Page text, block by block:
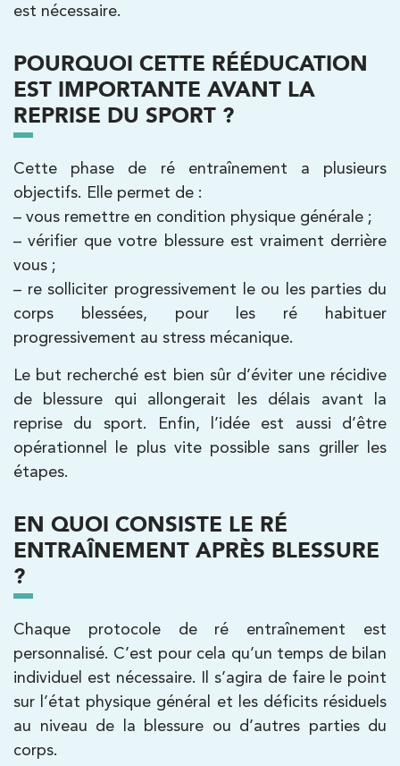
est nécessaire.
POURQUOI CETTE RÉÉDUCATION
EST IMPORTANTE AVANT LA
REPRISE DU SPORT ?
Cette phase de ré entraînement a plusieurs
objectifs. Elle permet de :
– vous remettre en condition physique générale ;
– vérifier que votre blessure est vraiment derrière
vous ;
– re solliciter progressivement le ou les parties du
corps blessées, pour les ré habituer
progressivement au stress mécanique.
Le but recherché est bien sûr d’éviter une récidive
de blessure qui allongerait les délais avant la
reprise du sport. Enfin, l’idée est aussi d’être
opérationnel le plus vite possible sans griller les
étapes.
EN QUOI CONSISTE LE RÉ
ENTRAÎNEMENT APRÈS BLESSURE
?
Chaque protocole de ré entraînement est
personnalisé. C’est pour cela qu’un temps de bilan
individuel est nécessaire. Il s’agira de faire le point
sur l’état physique général et les déficits résiduels
au niveau de la blessure ou d’autres parties du
corps.
IK Boulogne – 92
3 Av. André Morizet 92100 Boulogne-
3 Av. André Morizet 92100 Boulogne-
Billancourt
01 48 25 34 79
PRENDRE RDV
PRENDRE RDV
Kinésithérapie
IK Châtenay-Malabry – 92
380 Av. de la Division Leclerc 92290
Châtenay-Malabry
380 Av. de la Division Leclerc 92290
Châtenay-Malabry
01 43 50 05 24
Kinésithérapie Balnéothérapie
68 Av. de Villiers 75017 Paris
68 Av. de Villiers 75017 Paris
01 44 90 90 40
PRENDRE RDV
PRENDRE RDV